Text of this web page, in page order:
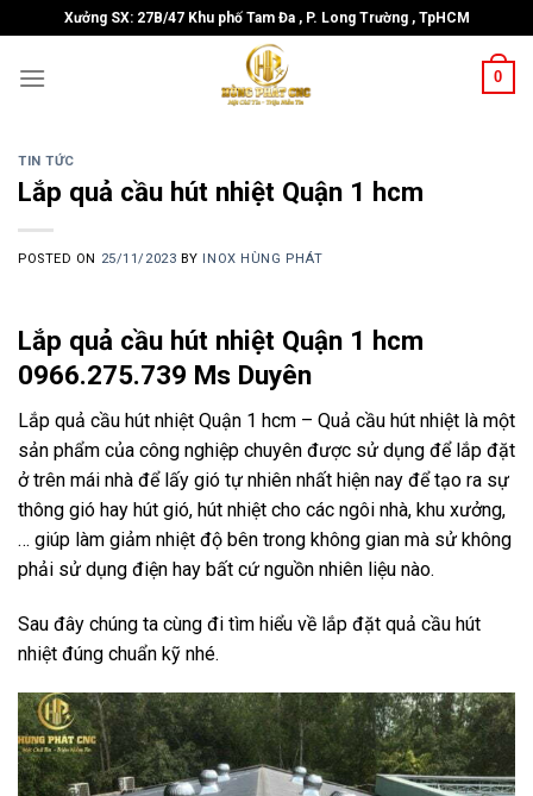
to
content
Xưởng SX: 27B/47 Khu phố Tam Đa , P. Long Trường , TpHCM
0
TIN TỨC
Lắp quả cầu hút nhiệt Quận 1 hcm
POSTED ON 25/11/2023 BY INOX HÙNG PHÁT
Lắp quả cầu hút nhiệt Quận 1 hcm
0966.275.739 Ms Duyên
Lắp quả cầu hút nhiệt Quận 1 hcm – Quả cầu hút nhiệt là một
sản phẩm của công nghiệp chuyên được sử dụng để lắp đặt
ở trên mái nhà để lấy gió tự nhiên nhất hiện nay để tạo ra sự
thông gió hay hút gió, hút nhiệt cho các ngôi nhà, khu xưởng,
… giúp làm giảm nhiệt độ bên trong không gian mà sử không
phải sử dụng điện hay bất cứ nguồn nhiên liệu nào.
Sau đây chúng ta cùng đi tìm hiểu về lắp đặt quả cầu hút
nhiệt đúng chuẩn kỹ nhé.